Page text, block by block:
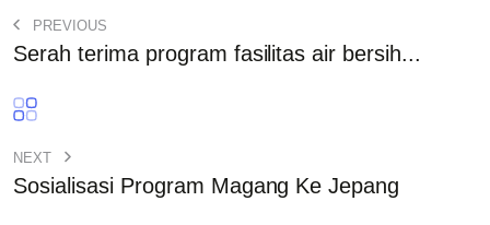
PREVIOUS
Serah terima program fasilitas air bersih...
NEXT
Sosialisasi Program Magang Ke Jepang